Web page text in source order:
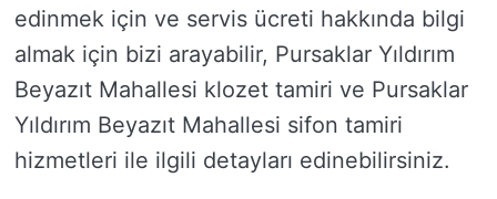
edinmek için ve servis ücreti hakkında bilgi
almak için bizi arayabilir, Pursaklar Yıldırım
Beyazıt Mahallesi klozet tamiri ve Pursaklar
Yıldırım Beyazıt Mahallesi sifon tamiri
hizmetleri ile ilgili detayları edinebilirsiniz.